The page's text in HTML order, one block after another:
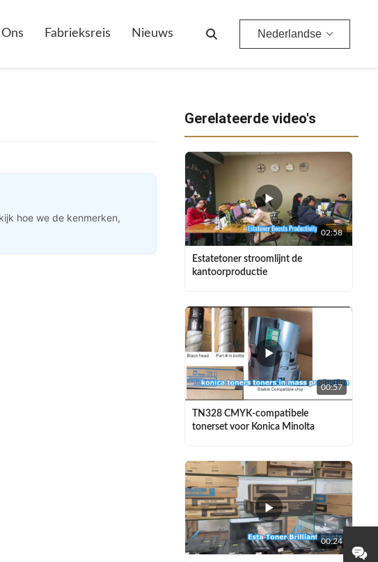
Fabrieksreis Nieuws Nederlandse
hoe we de kenmerken,
Gerelateerde video's
02:58
Estatetoner stroomlijnt de
kantoorproductie
00:57
TN328 CMYK-compatibele
tonerset voor Konica Minolta
00:24